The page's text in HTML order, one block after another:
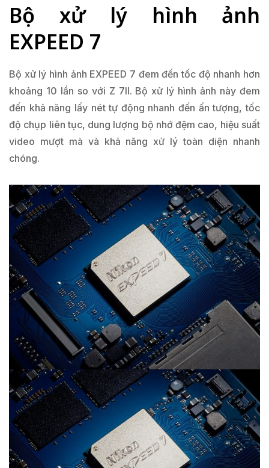
Bộ xử lý hình ảnh
EXPEED 7
Bộ xử lý hình ảnh EXPEED 7 đem đến tốc độ nhanh hơn
khoảng 10 lần so với Z 7II. Bộ xử lý hình ảnh này đem
đến khả năng lấy nét tự động nhanh đến ấn tượng, tốc
độ chụp liên tục, dung lượng bộ nhớ đệm cao, hiệu suất
video mượt mà và khả năng xử lý toàn diện nhanh
chóng.